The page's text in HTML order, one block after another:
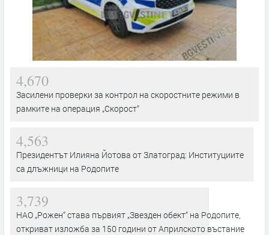
4,670
Засилени проверки за контрол на скоростните режими в
рамките на операция „Скорост“
4,563
Президентът Илияна Йотова от Златоград: Институциите
са длъжници на Родопите
3,739
НАО „Рожен“ става първият „Звезден обект“ на Родопите,
откриват изложба за 150 години от Априлското въстание